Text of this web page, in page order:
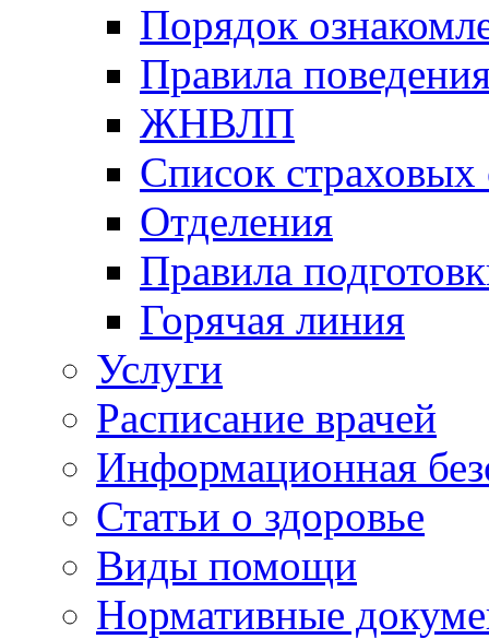
Порядок
Правила
ЖНВЛП
Список страховых
Отделения
Правила
Горячая линия
Услуги
Расписание врачей
Информационная
Статьи о здоровье
Виды помощи
Нормативные